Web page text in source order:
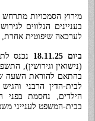
מירוץ הסמכויות מתרחש
בעניינים הנלווים
לערכאה שיפוטית אחרת,
ביום 18.11.25
בהתאם להוראת השעה
לבית-הדין הרבני
הילדים, נחסמת בפני
בבית-המשפט לענייני